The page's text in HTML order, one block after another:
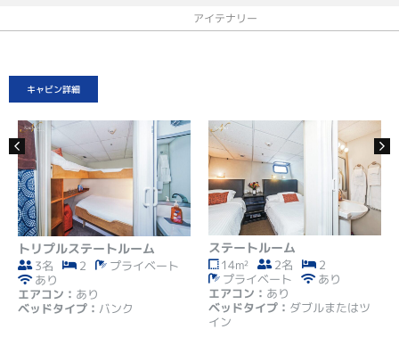
アイテナリー
キャビン詳細
トリプルステートルーム
3名 2
プライベート
あり
エアコン： あり
ベッドタイプ： バンク
ステートルーム
14m² 2名
2
プライベート
あり
エアコン： あり
ベッドタイプ： ダブルまたはツ
イン